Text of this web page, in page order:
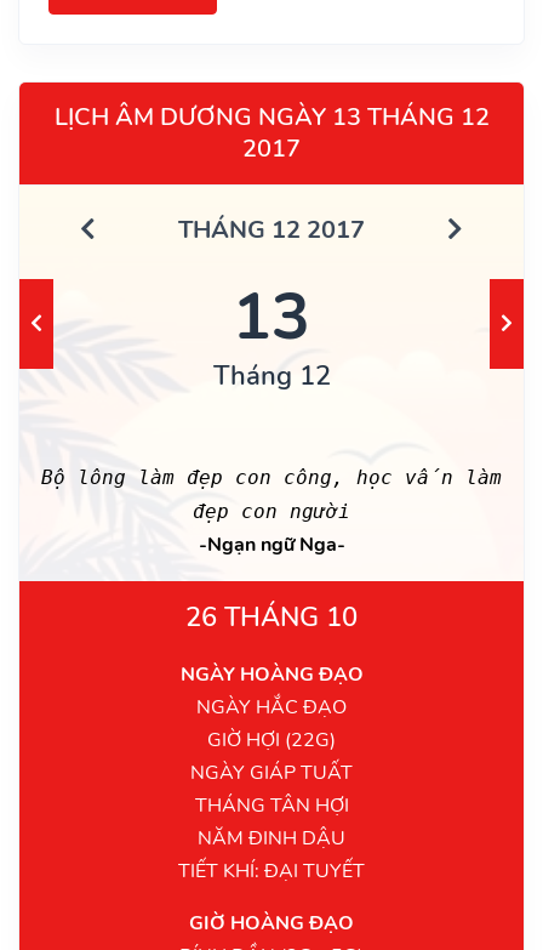
LỊCH ÂM DƯƠNG NGÀY 13 THÁNG 12
2017
THÁNG 12 2017
13
Tháng 12
Bộ lông làm đẹp con công, học vấn làm
đẹp con người
-Ngạn ngữ Nga-
26 THÁNG 10
NGÀY HOÀNG ĐẠO
NGÀY HẮC ĐẠO
GIỜ HỢI (22G)
NGÀY GIÁP TUẤT
THÁNG TÂN HỢI
NĂM ĐINH DẬU
TIẾT KHÍ: ĐẠI TUYẾT
GIỜ HOÀNG ĐẠO